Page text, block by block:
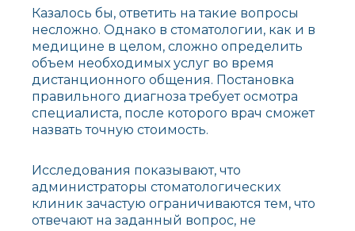
Казалось бы, ответить на такие вопросы
несложно. Однако в стоматологии, как и в
медицине в целом, сложно определить
объем необходимых услуг во время
дистанционного общения. Постановка
правильного диагноза требует осмотра
специалиста, после которого врач сможет
назвать точную стоимость.
Исследования показывают, что
администраторы стоматологических
клиник зачастую ограничиваются тем, что
отвечают на заданный вопрос, не